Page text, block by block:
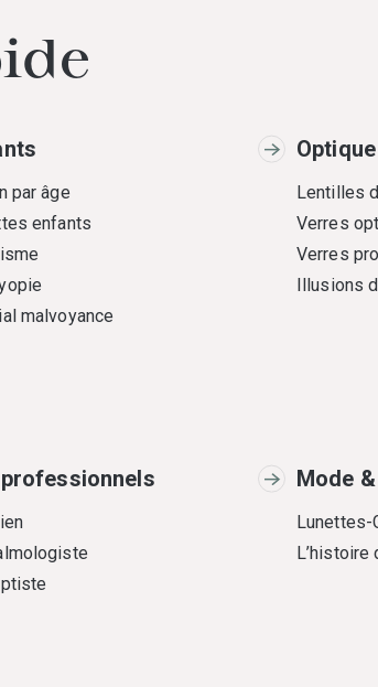
par âge
enfants
malvoyance
Optique
Lentilles
Verres
Verres
Illusions
Mode
Lunettes-
L’histoire